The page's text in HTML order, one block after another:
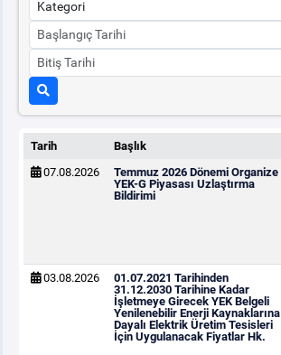
Tarih Başlık
07.08.2026
Temmuz 2026 Dönemi Organize
YEK-G Piyasası Uzlaştırma
Bildirimi
03.08.2026
01.07.2021 Tarihinden
31.12.2030 Tarihine Kadar
İşletmeye Girecek YEK Belgeli
Yenilenebilir Enerji Kaynaklarına
Dayalı Elektrik Üretim Tesisleri
İçin Uygulanacak Fiyatlar Hk.